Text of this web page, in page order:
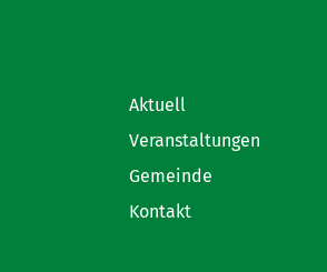
Aktuell
Veranstaltungen
Gemeinde
Kontakt